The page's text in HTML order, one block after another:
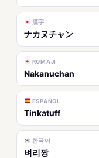
漢字
ナカヌチャン
ROMAJI
Nakanuchan
ESPAÑOL
Tinkatuff
한국어
벼리짱